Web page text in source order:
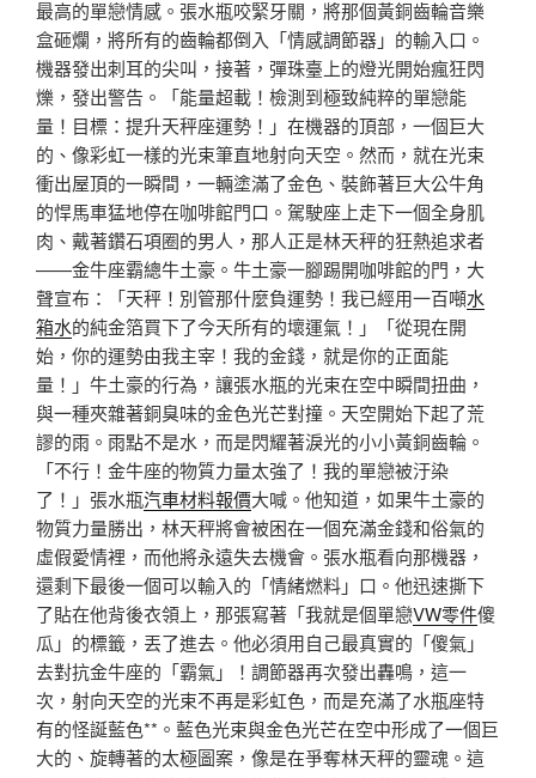
最高的單戀情感。張水瓶咬緊牙關，將那個黃銅齒輪音樂
盒砸爛，將所有的齒輪都倒入「情感調節器」的輸入口。
機器發出刺耳的尖叫，接著，彈珠臺上的燈光開始瘋狂閃
爍，發出警告。「能量超載！檢測到極致純粹的單戀能
量！目標：提升天秤座運勢！」在機器的頂部，一個巨大
的、像彩虹一樣的光束筆直地射向天空。然而，就在光束
衝出屋頂的一瞬間，一輛塗滿了金色、裝飾著巨大公牛角
的悍馬車猛地停在咖啡館門口。駕駛座上走下一個全身肌
肉、戴著鑽石項圈的男人，那人正是林天秤的狂熱追求者
——金牛座霸總牛土豪。牛土豪一腳踢開咖啡館的門，大
聲宣布：「天秤！別管那什麼負運勢！我已經用一百噸水
箱水的純金箔買下了今天所有的壞運氣！」「從現在開
始，你的運勢由我主宰！我的金錢，就是你的正面能
量！」牛土豪的行為，讓張水瓶的光束在空中瞬間扭曲，
與一種夾雜著銅臭味的金色光芒對撞。天空開始下起了荒
謬的雨。雨點不是水，而是閃耀著淚光的小小黃銅齒輪。
「不行！金牛座的物質力量太強了！我的單戀被汙染
了！」張水瓶汽車材料報價大喊。他知道，如果牛土豪的
物質力量勝出，林天秤將會被困在一個充滿金錢和俗氣的
虛假愛情裡，而他將永遠失去機會。張水瓶看向那機器，
還剩下最後一個可以輸入的「情緒燃料」口。他迅速撕下
了貼在他背後衣領上，那張寫著「我就是個單戀VW零件傻
瓜」的標籤，丟了進去。他必須用自己最真實的「傻氣」
去對抗金牛座的「霸氣」！調節器再次發出轟鳴，這一
次，射向天空的光束不再是彩虹色，而是充滿了水瓶座特
有的怪誕藍色**。藍色光束與金色光芒在空中形成了一個巨
大的、旋轉著的太極圖案，像是在爭奪林天秤的靈魂。這